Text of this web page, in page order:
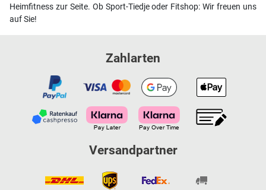
Heimfitness zur Seite. Ob Sport-Tiedje oder Fitshop: Wir freuen uns
auf Sie!
Zahlarten
Versandpartner